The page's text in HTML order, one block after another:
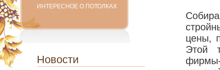
ИНТЕРЕСНОЕ О ПОТОЛКАХ
Новости
цены,
Этой